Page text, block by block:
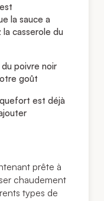
la sauce a
casserole du
poivre noir
goût
est déjà
prête à
chaudement
types de